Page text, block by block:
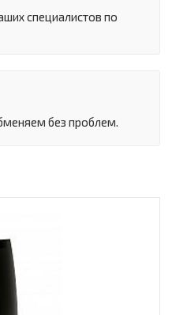
специалистов по
без проблем.